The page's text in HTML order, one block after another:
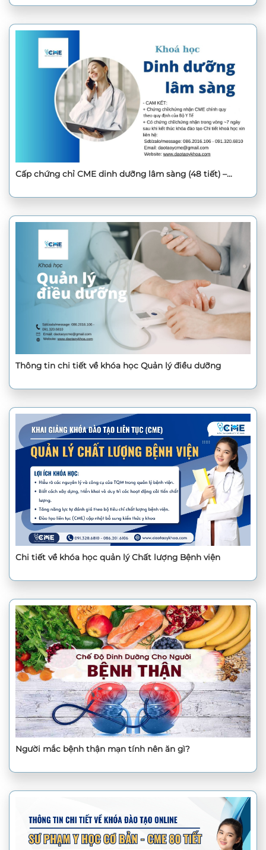
Cấp chứng chỉ CME dinh dưỡng lâm sàng (48 tiết) –
Thông tin chi tiết về khóa học Quản lý điều dưỡng
Chi tiết về khóa học quản lý Chất lượng Bệnh viện
Người mắc bệnh thận mạn tính nên ăn gì?